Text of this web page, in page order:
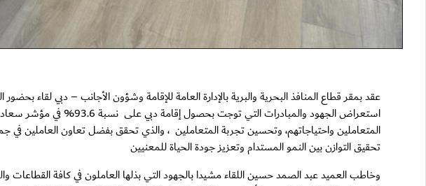
عقد بمقر قطاع المنافذ البحرية والبرية بالإدارة العامة للإقامة وشؤون الأجانب – دبي لقاء
المتعاملين واحتياجاتهم، وتحسين تجربة المتعاملين ، والذي تحقق بفضل تعاون العاملين في
تحقيق التوازن بين النمو المستدام وتعزيز جودة الحياة للمعنيين
وخاطب العميد عبد الصمد حسين اللقاء مشيدا بالجهود التي بذلها العاملون في كافة